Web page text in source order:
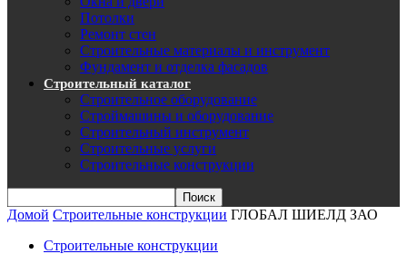
Потолки
Ремонт стен
Строительные материалы и инструмент
Фундамент и отделка фасадов
Строительный каталог
Строительное оборудование
Строймашины и оборудование
Строительный инструмент
Строительные услуги
Строительные конструкции
Домой Строительные конструкции ГЛОБАЛ ШИЕЛД ЗАО
Строительные конструкции